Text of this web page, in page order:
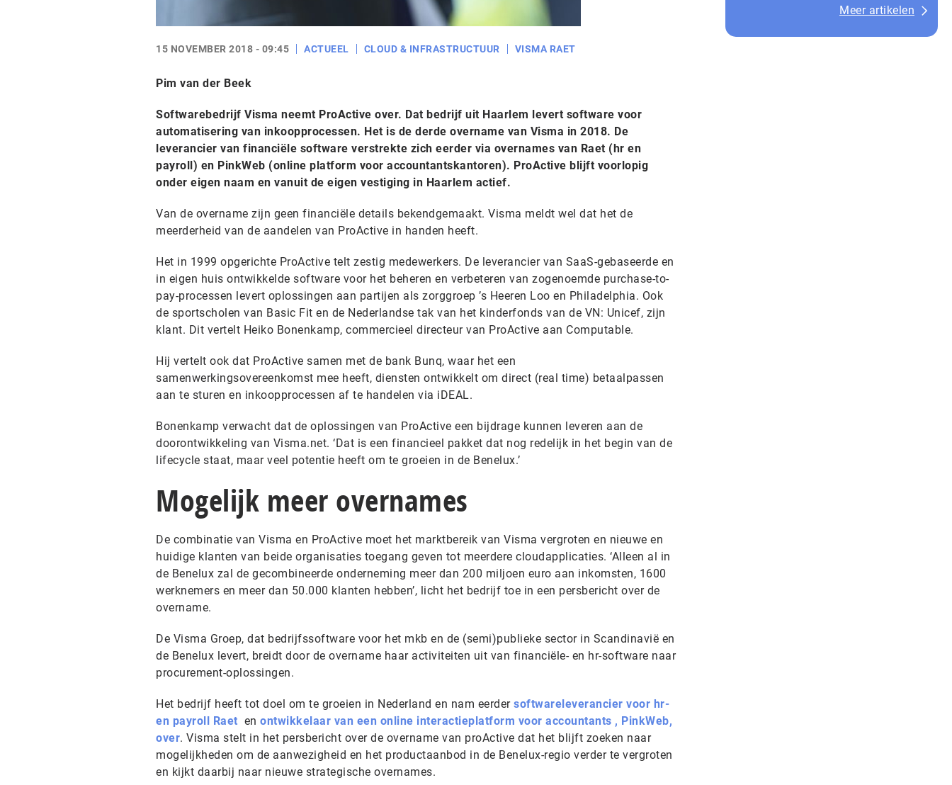
15 NOVEMBER 2018 - 09:45 ACTUEEL CLOUD & INFRASTRUCTUUR VISMA RAET
Pim van der Beek
Softwarebedrijf Visma neemt ProActive over. Dat bedrijf uit Haarlem levert software voor
automatisering van inkoopprocessen. Het is de derde overname van Visma in 2018. De
leverancier van financiële software verstrekte zich eerder via overnames van Raet (hr en
payroll) en PinkWeb (online platform voor accountantskantoren). ProActive blijft voorlopig
onder eigen naam en vanuit de eigen vestiging in Haarlem actief.
Van de overname zijn geen financiële details bekendgemaakt. Visma meldt wel dat het de
meerderheid van de aandelen van ProActive in handen heeft.
Het in 1999 opgerichte ProActive telt zestig medewerkers. De leverancier van SaaS-gebaseerde en
in eigen huis ontwikkelde software voor het beheren en verbeteren van zogenoemde purchase-to-
pay-processen levert oplossingen aan partijen als zorggroep ’s Heeren Loo en Philadelphia. Ook
de sportscholen van Basic Fit en de Nederlandse tak van het kinderfonds van de VN: Unicef, zijn
klant. Dit vertelt Heiko Bonenkamp, commercieel directeur van ProActive aan Computable.
Hij vertelt ook dat ProActive samen met de bank Bunq, waar het een
samenwerkingsovereenkomst mee heeft, diensten ontwikkelt om direct (real time) betaalpassen
aan te sturen en inkoopprocessen af te handelen via iDEAL.
Bonenkamp verwacht dat de oplossingen van ProActive een bijdrage kunnen leveren aan de
doorontwikkeling van Visma.net. ‘Dat is een financieel pakket dat nog redelijk in het begin van de
lifecycle staat, maar veel potentie heeft om te groeien in de Benelux.’
Mogelijk meer overnames
De combinatie van Visma en ProActive moet het marktbereik van Visma vergroten en nieuwe en
huidige klanten van beide organisaties toegang geven tot meerdere cloudapplicaties. ‘Alleen al in
de Benelux zal de gecombineerde onderneming meer dan 200 miljoen euro aan inkomsten, 1600
werknemers en meer dan 50.000 klanten hebben’, licht het bedrijf toe in een persbericht over de
overname.
De Visma Groep, dat bedrijfssoftware voor het mkb en de (semi)publieke sector in Scandinavië en
de Benelux levert, breidt door de overname haar activiteiten uit van financiële- en hr-software naar
procurement-oplossingen.
Het bedrijf heeft tot doel om te groeien in Nederland en nam eerder softwareleverancier voor hr-
en payroll Raet en ontwikkelaar van een online interactieplatform voor accountants , PinkWeb,
over. Visma stelt in het persbericht over de overname van proActive dat het blijft zoeken naar
mogelijkheden om de aanwezigheid en het productaanbod in de Benelux-regio verder te vergroten
en kijkt daarbij naar nieuwe strategische overnames.
Meer artikelen